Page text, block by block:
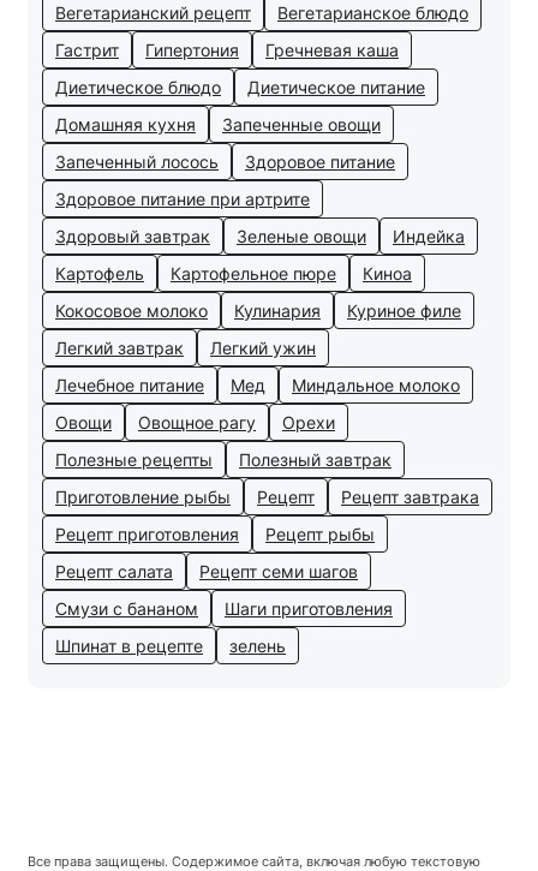
Вегетарианский рецепт
Вегетарианское блюдо
Гастрит
Гипертония
Гречневая каша
Диетическое блюдо
Диетическое питание
Домашняя кухня
Запеченные овощи
Запеченный лосось
Здоровое питание
Здоровое питание при артрите
Здоровый завтрак
Зеленые овощи
Индейка
Картофель
Картофельное пюре
Киноа
Кокосовое молоко
Кулинария
Куриное филе
Легкий завтрак
Легкий ужин
Лечебное питание
Мед
Миндальное молоко
Овощи
Овощное рагу
Орехи
Полезные рецепты
Полезный завтрак
Приготовление рыбы
Рецепт
Рецепт завтрака
Рецепт приготовления
Рецепт рыбы
Рецепт салата
Рецепт семи шагов
Смузи с бананом
Шаги приготовления
Шпинат в рецепте
зелень
Все права защищены. Содержимое сайта, включая любую текстовую